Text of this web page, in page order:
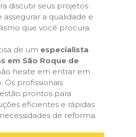
discutir seus projetos
a qualidade e
que você procura.
de um especialista
em São Roque de
hesite em entrar em
Os profissionais
prontos para
eficientes e rápidas
de reforma.